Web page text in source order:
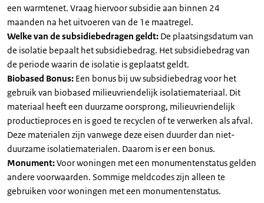
een warmtenet. Vraag hiervoor subsidie aan binnen 24
maanden na het uitvoeren van de 1e maatregel.
Welke van de subsidiebedragen geldt: De plaatsingsdatum van
de isolatie bepaalt het subsidiebedrag. Het subsidiebedrag van
de periode waarin de isolatie is geplaatst geldt.
Biobased Bonus: Een bonus bij uw subsidiebedrag voor het
gebruik van biobased milieuvriendelijk isolatiemateriaal. Dit
materiaal heeft een duurzame oorsprong, milieuvriendelijk
productieproces en is goed te recyclen of te verwerken als afval.
Deze materialen zijn vanwege deze eisen duurder dan niet-
duurzame isolatiematerialen. Daarom is er een bonus.
Monument:Voor woningen met een monumentenstatus gelden
andere voorwaarden. Sommige meldcodes zijn alleen te
gebruiken voor woningen met een monumentenstatus.